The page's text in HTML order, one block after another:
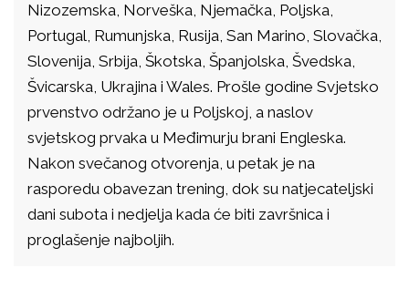
Nizozemska, Norveška, Njemačka, Poljska,
Portugal, Rumunjska, Rusija, San Marino, Slovačka,
Slovenija, Srbija, Škotska, Španjolska, Švedska,
Švicarska, Ukrajina i Wales. Prošle godine Svjetsko
prvenstvo održano je u Poljskoj, a naslov
svjetskog prvaka u Međimurju brani Engleska.
Nakon svečanog otvorenja, u petak je na
rasporedu obavezan trening, dok su natjecateljski
dani subota i nedjelja kada će biti završnica i
proglašenje najboljih.